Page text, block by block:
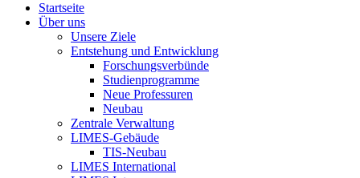
Startseite
Über uns
Unsere Ziele
Entstehung und Entwicklung
Forschungsverbünde
Studienprogramme
Neue Professuren
Neubau
Zentrale Verwaltung
LIMES-Gebäude
TIS-Neubau
LIMES International